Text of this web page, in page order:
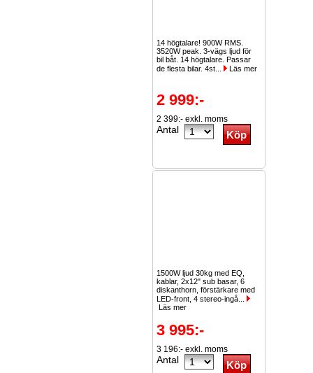
14 högtalare! 900W RMS.
3520W peak. 3-vägs ljud för
bil båt. 14 högtalare. Passar
de flesta bilar. 4st...
Läs mer
2 999:-
2 399:- exkl. moms
Antal
1500W ljud 30kg med EQ,
kablar, 2x12" sub basar, 6
diskanthorn, förstärkare med
LED-front, 4 stereo-ingå...
Läs mer
3 995:-
3 196:- exkl. moms
Antal